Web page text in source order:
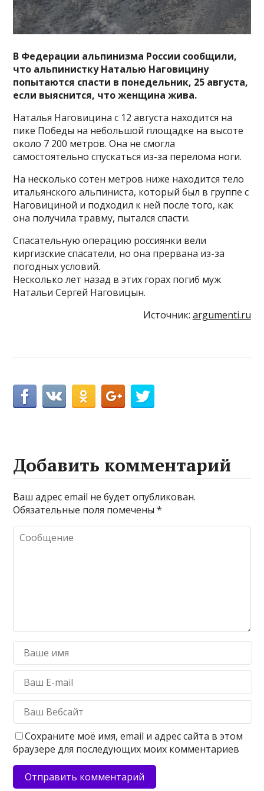
В Федерации альпинизма России сообщили,
что альпинистку Наталью Наговицину
попытаются спасти в понедельник, 25 августа,
если выяснится, что женщина жива.
Наталья Наговицина с 12 августа находится на
пике Победы на небольшой площадке на высоте
около 7 200 метров. Она не смогла
самостоятельно спускаться из-за перелома ноги.
На несколько сотен метров ниже находится тело
итальянского альпиниста, который был в группе с
Наговициной и подходил к ней после того, как
она получила травму, пытался спасти.
Спасательную операцию россиянки вели
киргизские спасатели, но она прервана из-за
погодных условий.
Несколько лет назад в этих горах погиб муж
Натальи Сергей Наговицын.
Источник: argumenti.ru
Добавить комментарий
Ваш адрес email не будет опубликован.
Обязательные поля помечены*
Сохраните моё имя, email и адрес сайта в этом
браузере для последующих моих комментариев